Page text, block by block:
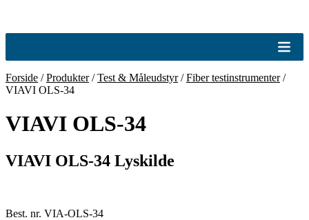
Forside /Produkter/Test & Måleudstyr/Fiber testinstrumenter/
VIAVI OLS-34
VIAVI OLS-34
VIAVI OLS-34 Lyskilde
Best. nr. VIA-OLS-34